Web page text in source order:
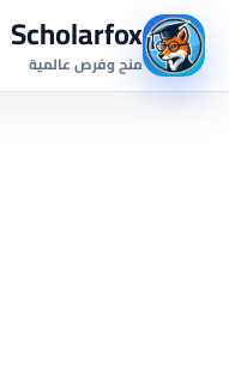
Scholarfox
منح وفرص عالمية